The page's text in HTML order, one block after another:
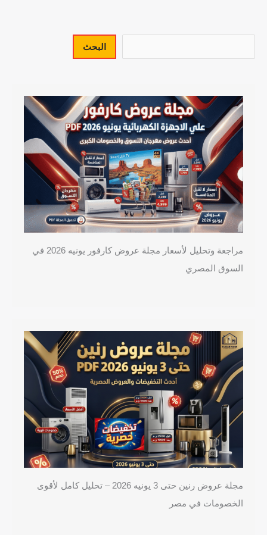
البحث
مراجعة وتحليل لأسعار مجلة عروض كارفور يونيه 2026 في
السوق المصري
مجلة عروض رنين حتى 3 يونيه 2026 – تحليل كامل لأقوى
الخصومات في مصر